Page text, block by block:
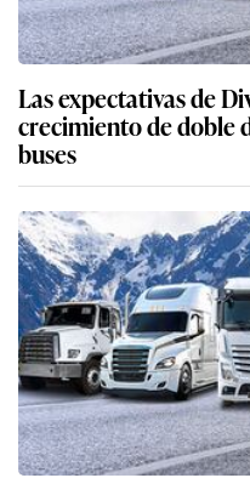
Las expectativas de
crecimiento de doble
buses